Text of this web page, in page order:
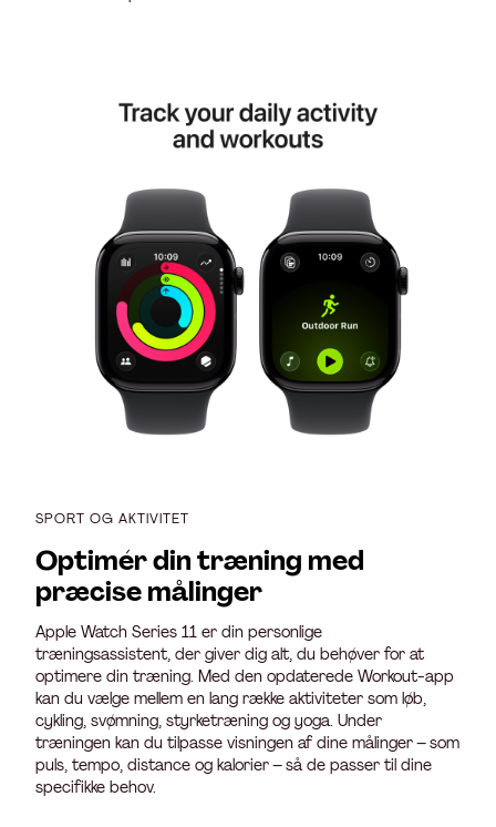
SPORT OG AKTIVITET
Optimér din træning med
præcise målinger
Apple Watch Series 11 er din personlige
træningsassistent, der giver dig alt, du behøver for at
optimere din træning. Med den opdaterede Workout-app
kan du vælge mellem en lang række aktiviteter som løb,
cykling, svømning, styrketræning og yoga. Under
træningen kan du tilpasse visningen af dine målinger – som
puls, tempo, distance og kalorier – så de passer til dine
specifikke behov.